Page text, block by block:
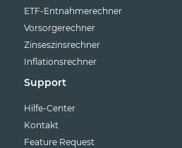
ETF-Entnahmerechner
Vorsorgerechner
Zinseszinsrechner
Inflationsrechner
Support
Hilfe-Center
Kontakt
Feature Request